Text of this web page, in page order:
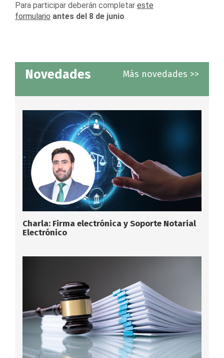
Para participar deberán completar este
formulario antes del 8 de junio.
Novedades Más novedades >>
Charla: Firma electrónica y Soporte Notarial
Electrónico